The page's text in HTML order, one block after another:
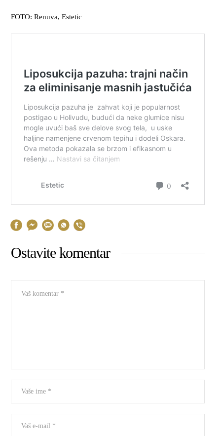
FOTO: Renuva, Estetic
Ostavite komentar